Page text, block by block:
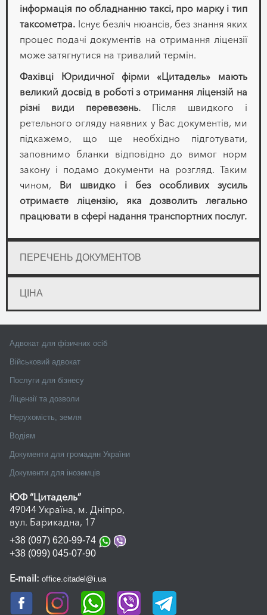
інформація по обладнанню таксі, про марку і тип
таксометра. Існує безліч нюансів, без знання яких
процес подачі документів на отримання ліцензії
може затягнутися на тривалий термін.
Фахівці Юридичної фірми «Цитадель» мають
великий досвід в роботі з отримання ліцензій на
різні види перевезень. Після швидкого і
ретельного огляду наявних у Вас документів, ми
підкажемо, що ще необхідно підготувати,
заповнимо бланки відповідно до вимог норм
закону і подамо документи на розгляд. Таким
чином, Ви швидко і без особливих зусиль
отримаєте ліцензію, яка дозволить легально
працювати в сфері надання транспортних послуг.
ПЕРЕЧЕНЬ ДОКУМЕНТОВ
ЦІНА
Адвокат для фізичних осіб
Військовий адвокат
Послуги для бізнесу
Ліцензії та дозволи
Нерухомість, земля
Водіям
Документи для громадян України
Документи для іноземців
ЮФ “Цитадель”
49044 Україна, м. Дніпро,
вул. Барикадна, 17
+38 (097) 620-99-74
+38 (099) 045-07-90
E-mail: office.citadel@i.ua